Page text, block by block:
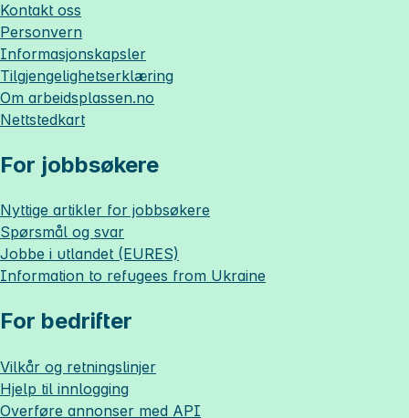
Kontakt oss
Personvern
Informasjonskapsler
Tilgjengelighetserklæring
Om arbeidsplassen.no
Nettstedkart
For jobbsøkere
Nyttige artikler for jobbsøkere
Spørsmål og svar
Jobbe i utlandet (EURES)
Information to refugees from Ukraine
For bedrifter
Vilkår og retningslinjer
Hjelp til innlogging
Overføre annonser med API